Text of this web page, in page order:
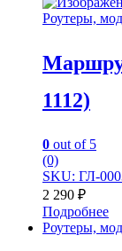
Роутеры,
1112)
0 out of 5
(0)
SKU: ГЛ-
2 290 ₽
Подробнее
Роутеры,